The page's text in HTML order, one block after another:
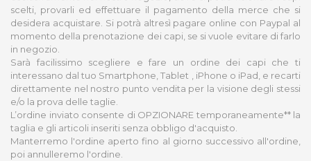
scelti, provarli ed effettuare il pagamento della merce che si
desidera acquistare. Si potrà altresì pagare online con Paypal al
momento della prenotazione dei capi, se si vuole evitare di farlo
in negozio.
Sarà facilissimo scegliere e fare un ordine dei capi che ti
interessano dal tuo Smartphone, Tablet , iPhone o iPad, e recarti
direttamente nel nostro punto vendita per la visione degli stessi
e/o la prova delle taglie.
L’ordine inviato consente di OPZIONARE temporaneamente** la
taglia e gli articoli inseriti senza obbligo d'acquisto.
Manterremo l'ordine aperto fino al giorno successivo all'ordine,
poi annulleremo l'ordine.